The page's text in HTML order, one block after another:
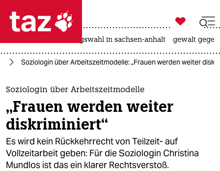
 taz zahl ich
taz zahl ich
themen
politik
öko
gesellschaft

taz zahl ich
landtagswahl in sachsen-anhalt gewalt
Soziologin über Arbeitszeitmodelle: „Frauen werden weiter
Soziologin über Arbeitszeitmodelle
„Frauen werden weiter
diskriminiert“
Es wird kein Rückkehrrecht von Teilzeit- auf
Vollzeitarbeit geben: Für die Soziologin Christina
Mundlos ist das ein klarer Rechtsverstoß.